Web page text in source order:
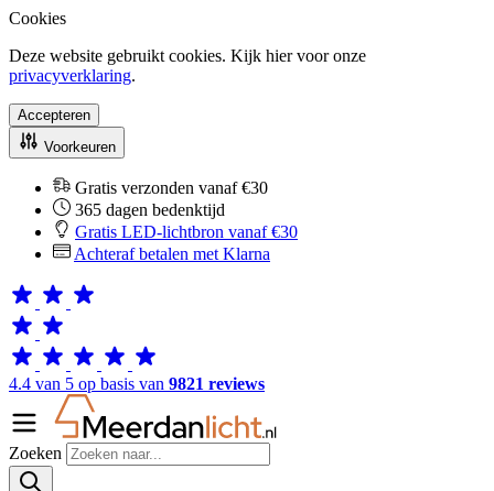
Cookies
Deze website gebruikt cookies. Kijk hier voor onze
privacyverklaring.
Accepteren
Voorkeuren
Gratis verzonden vanaf €30
365 dagen bedenktijd
Gratis LED-lichtbron vanaf €30
Achteraf betalen met Klarna
4.4 van 5 op basis van 9821 reviews
Zoeken